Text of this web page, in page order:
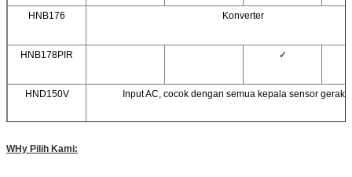
HNB176 Konverter
HNB178PIR ✓
HND150V Input AC, cocok dengan semua kepala sensor gerak
WHy Pilih Kami: